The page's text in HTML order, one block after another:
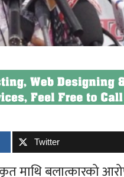
Twitter
माथि बलात्कारको